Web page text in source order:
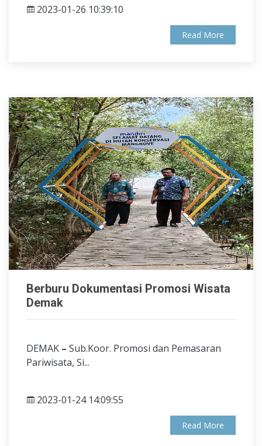
2023-01-26 10:39:10
Read More
Berburu Dokumentasi Promosi Wisata
Demak
DEMAK – Sub.Koor. Promosi dan Pemasaran
Pariwisata, Si...
2023-01-24 14:09:55
Read More